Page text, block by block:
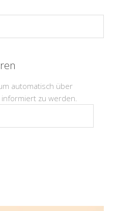
automatisch über
zu werden.